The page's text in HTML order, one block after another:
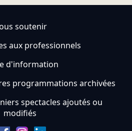
soutenir
aux professionnels
d'information
programmations archivées
spectacles ajoutés ou
modifiés